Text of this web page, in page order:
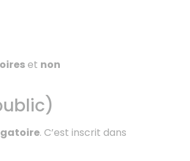
et non
. C’est inscrit dans